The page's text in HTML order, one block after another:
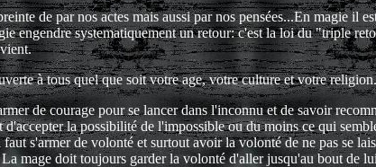
de par nos actes mais aussi par nos pensées...En magie il
engendre systematiquement un retour: c'est la loi du "triple
à tous quel que soit votre age, votre culture et votre
de courage pour se lancer dans l'inconnu et de savoir
d'accepter la possibilité de l'impossible ou du moins ce qui
s'armer de volonté et surtout avoir la volonté de ne pas se
mage doit toujours garder la volonté d'aller jusqu'au bout de